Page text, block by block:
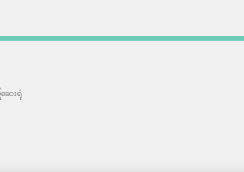
ေးရုံ